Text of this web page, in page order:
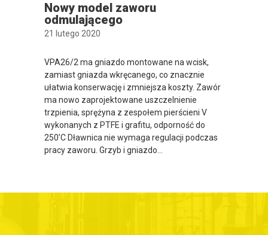
Nowy model zaworu
odmulającego
21 lutego 2020
VPA26/2 ma gniazdo montowane na wcisk,
zamiast gniazda wkręcanego, co znacznie
ułatwia konserwację i zmniejsza koszty. Zawór
ma nowo zaprojektowane uszczelnienie
trzpienia, sprężyna z zespołem pierścieni V
wykonanych z PTFE i grafitu, odporność do
250’C Dławnica nie wymaga regulacji podczas
pracy zaworu. Grzyb i gniazdo…